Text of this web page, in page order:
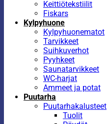
Keittiötekstiilit
Fiskars
Kylpyhuone
Kylpyhuonematot
Tarvikkeet
Suihkuverhot
Pyyhkeet
Saunatarvikkeet
WC-harjat
Ammeet ja potat
Puutarha
Puutarhakalusteet
Tuolit